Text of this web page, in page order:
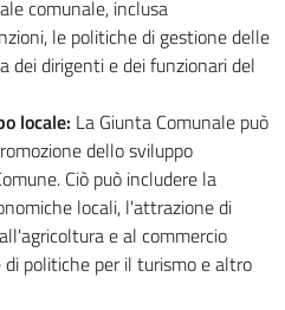
comunale, inclusa
le politiche di gestione delle
dei dirigenti e dei funzionari del
locale: La Giunta Comunale può
dello sviluppo
Ciò può includere la
locali, l'attrazione di
e al commercio
politiche per il turismo e altro